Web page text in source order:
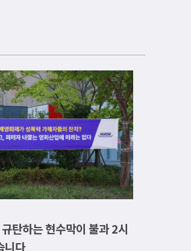
탄하는 현수막이 불과 2시
니다